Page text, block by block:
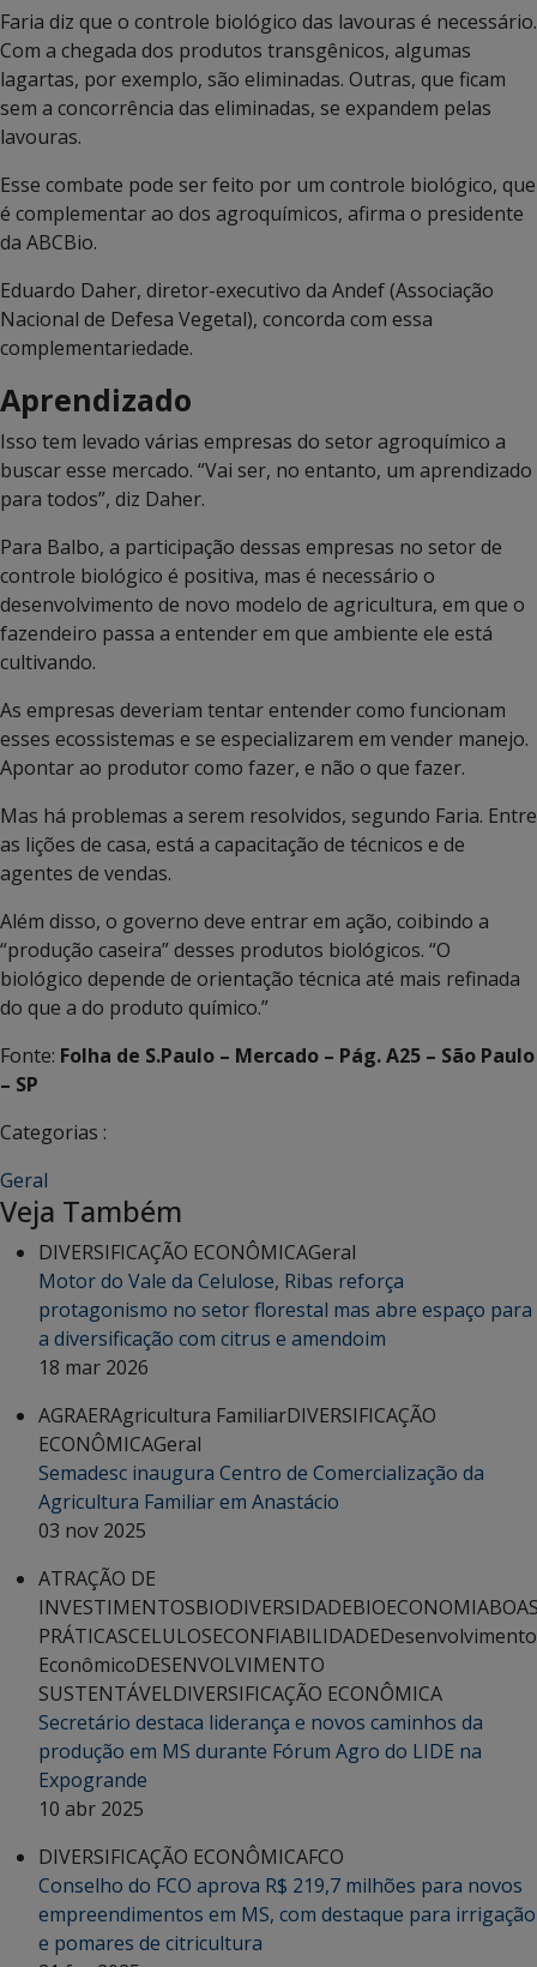
Faria diz que o controle biológico das lavouras é necessário.
Com a chegada dos produtos transgênicos, algumas
lagartas, por exemplo, são eliminadas. Outras, que ficam
sem a concorrência das eliminadas, se expandem pelas
lavouras.
Esse combate pode ser feito por um controle biológico, que
é complementar ao dos agroquímicos, afirma o presidente
da ABCBio.
Eduardo Daher, diretor-executivo da Andef (Associação
Nacional de Defesa Vegetal), concorda com essa
complementariedade.
Aprendizado
Isso tem levado várias empresas do setor agroquímico a
buscar esse mercado. “Vai ser, no entanto, um aprendizado
para todos”, diz Daher.
Para Balbo, a participação dessas empresas no setor de
controle biológico é positiva, mas é necessário o
desenvolvimento de novo modelo de agricultura, em que o
fazendeiro passa a entender em que ambiente ele está
cultivando.
As empresas deveriam tentar entender como funcionam
esses ecossistemas e se especializarem em vender manejo.
Apontar ao produtor como fazer, e não o que fazer.
Mas há problemas a serem resolvidos, segundo Faria. Entre
as lições de casa, está a capacitação de técnicos e de
agentes de vendas.
Além disso, o governo deve entrar em ação, coibindo a
“produção caseira” desses produtos biológicos. “O
biológico depende de orientação técnica até mais refinada
do que a do produto químico.”
Fonte: Folha de S.Paulo – Mercado – Pág. A25 – São Paulo
– SP
Categorias :
Geral
Veja Também
DIVERSIFICAÇÃO ECONÔMICAGeral
Motor do Vale da Celulose, Ribas reforça
protagonismo no setor florestal mas abre espaço para
a diversificação com citrus e amendoim
18 mar 2026
AGRAERAgricultura FamiliarDIVERSIFICAÇÃO
ECONÔMICAGeral
Semadesc inaugura Centro de Comercialização da
Agricultura Familiar em Anastácio
03 nov 2025
ATRAÇÃO DE
INVESTIMENTOSBIODIVERSIDADEBIOECONOMIA
PRÁTICASCELULOSECONFIABILIDADEDesenvolvimento
EconômicoDESENVOLVIMENTO
SUSTENTÁVELDIVERSIFICAÇÃO ECONÔMICA
Secretário destaca liderança e novos caminhos da
produção em MS durante Fórum Agro do LIDE na
Expogrande
10 abr 2025
DIVERSIFICAÇÃO ECONÔMICAFCO
Conselho do FCO aprova R$ 219,7 milhões para novos
empreendimentos em MS, com destaque para irrigação
e pomares de citricultura